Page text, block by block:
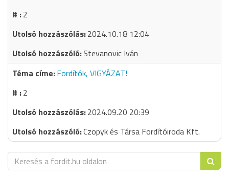
2
2024.10.18 12:04
Stevanovic Iván
Fordítók, VIGYÁZAT!
2
2024.09.20 20:39
Czopyk és Társa Fordítóiroda Kft.